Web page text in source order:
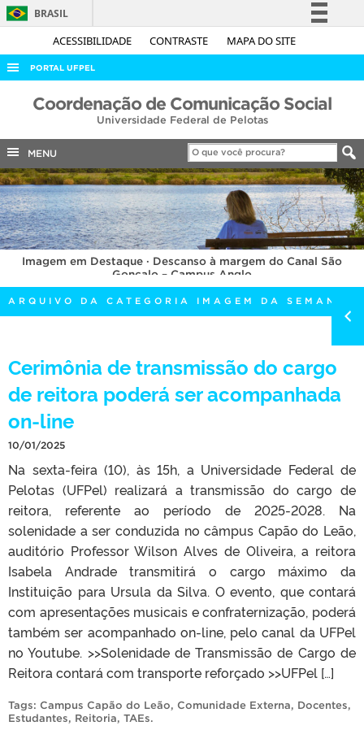
ACESSIBILIDADE CONTRASTE MAPA DO SITE
BRASIL
Simplifique!
Acesso à informação
Legislação
Canais
PORTAL UFPEL
ACESSO À INFORMAÇÃO
COBALTO
CONCURSOS
EDITAIS
INTERNACIONAL
OUVIDORIA
PORTARIAS
TELEFONES
Coordenação de Comunicação Social
Universidade Federal de Pelotas
MENU
Imagem em Destaque · Descanso à margem do Canal São
Gonçalo – Campus Anglo
ARQUIVO DA CATEGORIA IMAGEM DA SEMANA
Cerimônia de transmissão do cargo
de reitora poderá ser acompanhada
on-line
10/01/2025
Na sexta-feira (10), às 15h, a Universidade Federal de
Pelotas (UFPel) realizará a transmissão do cargo de
reitora, referente ao período de 2025-2028. Na
solenidade a ser conduzida no câmpus Capão do Leão,
auditório Professor Wilson Alves de Oliveira, a reitora
Isabela Andrade transmitirá o cargo máximo da
Instituição para Ursula da Silva. O evento, que contará
com apresentações musicais e confraternização, poderá
também ser acompanhado on-line, pelo canal da UFPel
no Youtube. >>Solenidade de Transmissão de Cargo de
Reitora contará com transporte reforçado >>UFPel […]
Tags: Campus Capão do Leão, Comunidade Externa, Docentes,
Estudantes, Reitoria, TAEs.